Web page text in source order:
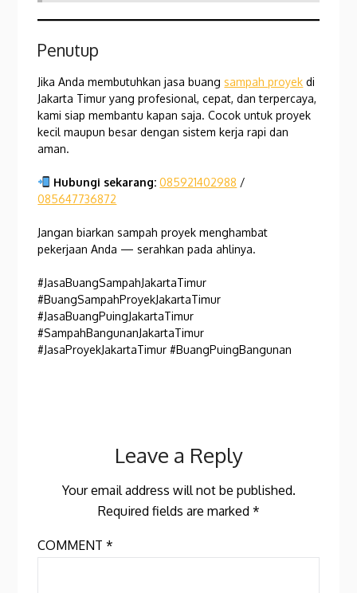
Penutup
Jika Anda membutuhkan jasa buangsampah proyek di
Jakarta Timur yang profesional, cepat, dan terpercaya,
kami siap membantu kapan saja. Cocok untuk proyek
kecil maupun besar dengan sistem kerja rapi dan
aman.
Hubungi sekarang: 085921402988 /
085647736872
Jangan biarkan sampah proyek menghambat
pekerjaan Anda — serahkan pada ahlinya.
#JasaBuangSampahJakartaTimur
#BuangSampahProyekJakartaTimur
#JasaBuangPuingJakartaTimur
#SampahBangunanJakartaTimur
#JasaProyekJakartaTimur #BuangPuingBangunan
Leave a Reply
Your email address will not be published.
Required fields are marked *
COMMENT*